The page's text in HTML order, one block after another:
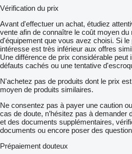
Vérification du prix
Avant d'effectuer un achat, étudiez
vente afin de connaître le coût moyen du
d'équipement que vous avez choisi. Si
intéresse est très inférieur aux offres
Une différence de prix considérable peut
défauts cachés ou une tentative
N'achetez pas de produits dont le prix
moyen de produits similaires.
Ne consentez pas à payer une caution
cas de doute, n’hésitez pas à demander
et des documents supplémentaires,
documents ou encore poser des
Prépaiement douteux